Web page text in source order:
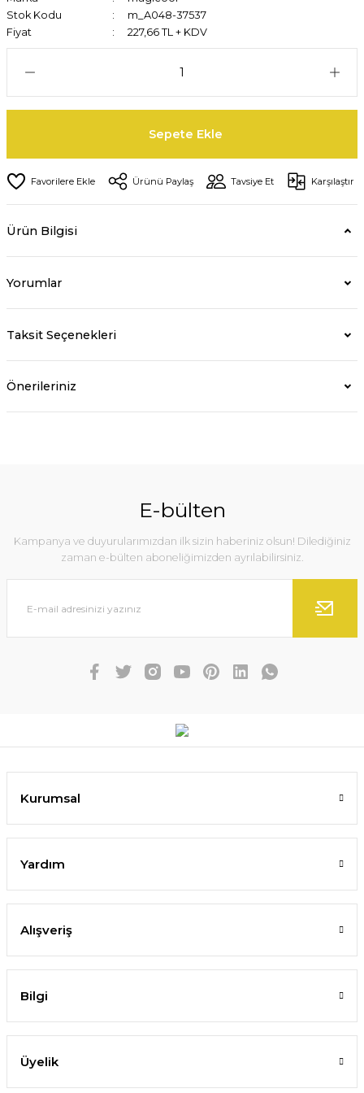
Stok Kodu
m_A048-37537
Fiyat
227,66 TL + KDV
Sepete Ekle
Ürünü Paylaş Tavsiye Et Karşılaştır
Ürün Bilgisi
Yorumlar
Taksit Seçenekleri
Önerileriniz
E-bülten
Kampanya ve duyurularımızdan ilk sizin haberiniz olsun! Dilediğiniz
zaman e-bülten aboneliğimizden ayrılabilirsiniz.
Kurumsal
Yardım
Alışveriş
Bilgi
Üyelik